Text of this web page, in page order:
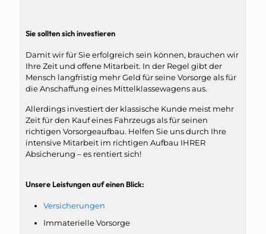
Sie sollten sich investieren
Damit wir für Sie erfolgreich sein können, brauchen wir
Ihre Zeit und offene Mitarbeit. In der Regel gibt der
Mensch langfristig mehr Geld für seine Vorsorge als für
die Anschaffung eines Mittelklassewagens aus.
Allerdings investiert der klassische Kunde meist mehr
Zeit für den Kauf eines Fahrzeugs als für seinen
richtigen Vorsorgeaufbau. Helfen Sie uns durch Ihre
intensive Mitarbeit im richtigen Aufbau IHRER
Absicherung – es rentiert sich!
Unsere Leistungen auf einen Blick:
Versicherungen
Immaterielle Vorsorge